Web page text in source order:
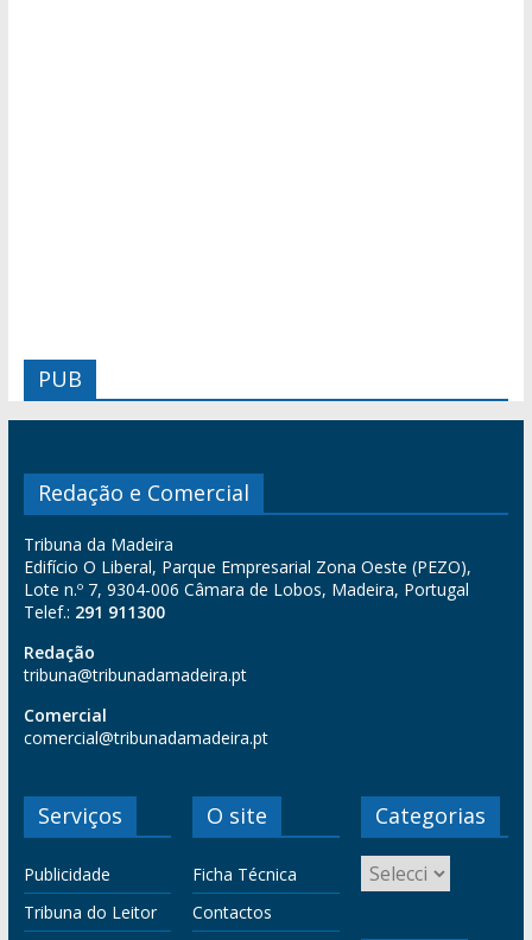
PUB
Redação e Comercial
Tribuna da Madeira
Edifício O Liberal, Parque Empresarial Zona Oeste (PEZO),
Lote n.º 7, 9304-006 Câmara de Lobos, Madeira, Portugal
Telef.: 291 911300
Redação
tribuna@tribunadamadeira.pt
Comercial
comercial@tribunadamadeira.pt
Serviços
Publicidade
Tribuna do Leitor
O site
Ficha Técnica
Contactos
Categorias